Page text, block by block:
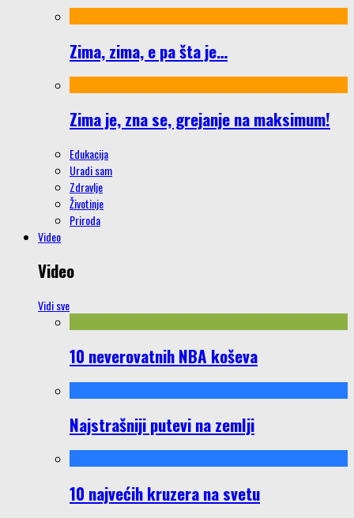
Zima, zima, e pa šta je…
Zima je, zna se, grejanje na maksimum!
Edukacija
Uradi sam
Zdravlje
Životinje
Priroda
Video
Video
Vidi sve
10 neverovatnih NBA koševa
Najstrašniji putevi na zemlji
10 najvećih kruzera na svetu